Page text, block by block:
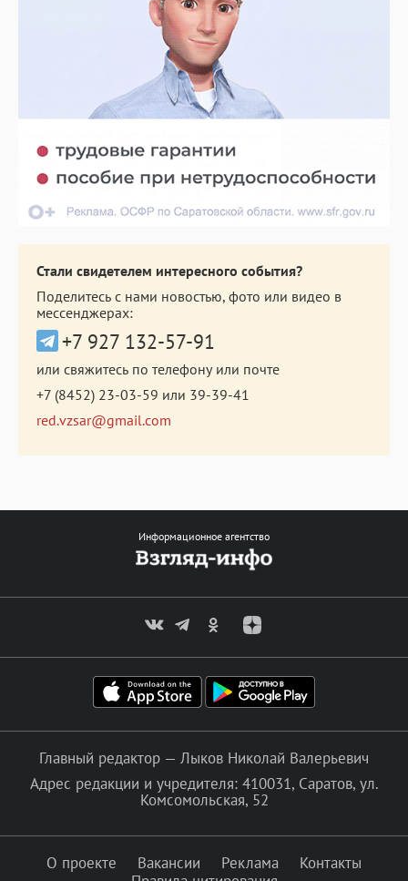
Стали свидетелем интересного события?
Поделитесь с нами новостью, фото или видео в
мессенджерах:
+7 927 132-57-91
или свяжитесь по телефону или почте
+7 (8452) 23-03-59 или 39-39-41
red.vzsar@gmail.com
Информационное агентство
Главный редактор — Лыков Николай Валерьевич
Адрес редакции и учредителя: 410031, Саратов, ул.
Комсомольская, 52
О проекте Вакансии Реклама
Контакты